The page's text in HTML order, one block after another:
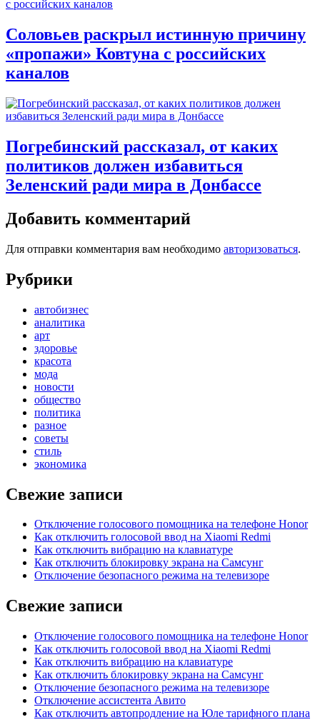
Соловьев раскрыл истинную причину
«пропажи» Ковтуна с российских
каналов
Погребинский рассказал, от каких
политиков должен избавиться
Зеленский ради мира в Донбассе
Добавить комментарий
Для отправки комментария вам необходимо авторизоваться.
Рубрики
автобизнес
аналитика
арт
здоровье
красота
мода
новости
общество
политика
разное
советы
стиль
экономика
Свежие записи
Отключение голосового помощника на телефоне Honor
Как отключить голосовой ввод на Xiaomi Redmi
Как отключить вибрацию на клавиатуре
Как отключить блокировку экрана на Самсунг
Отключение безопасного режима на телевизоре
Свежие записи
Отключение голосового помощника на телефоне Honor
Как отключить голосовой ввод на Xiaomi Redmi
Как отключить вибрацию на клавиатуре
Как отключить блокировку экрана на Самсунг
Отключение безопасного режима на телевизоре
Отключение ассистента Авито
Как отключить автопродление на Юле тарифного плана